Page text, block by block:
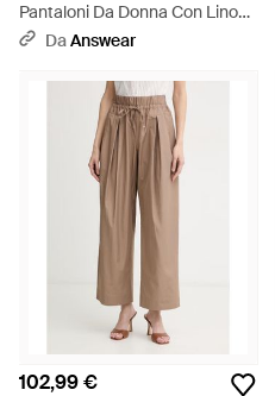
Pantaloni Da Donna Con Lino
Mcogiurato - Neutro
DaAnswear
102,99 €